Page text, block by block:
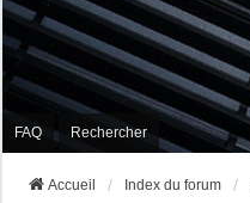
FAQ Rechercher
Accueil Index du forum